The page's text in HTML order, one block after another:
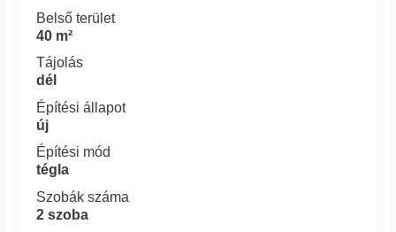
Belső terület
40 m²
Tájolás
dél
Építési állapot
új
Építési mód
tégla
Szobák száma
2 szoba